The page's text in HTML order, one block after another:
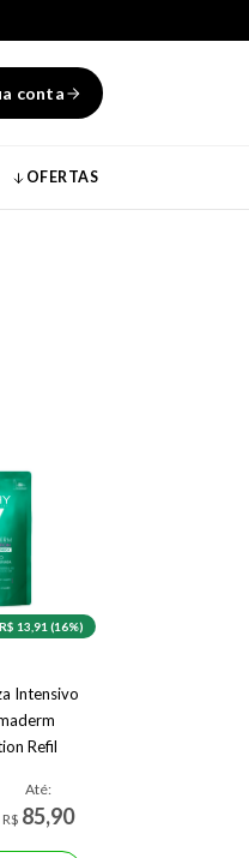
conta
OFERTAS
13,91 (16%)
Intensivo
Refil
Até:
R$ 85,90